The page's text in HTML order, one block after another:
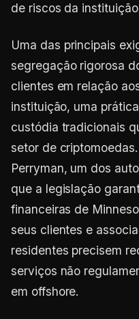
de riscos da
Uma das principais
segregação rigorosa
clientes em relação
instituição, uma
custódia tradicionais
setor de
Perryman, um dos
que a legislação
financeiras de
seus clientes e
residentes precisem
serviços não
em offshore.